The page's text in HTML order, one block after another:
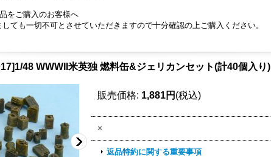
をご購入のお客様へ
ても一切不可とさせていただきますので十分確認の上ご購入ください。
48 WWWII米英独 燃料缶&ジェリカンセット(計40個入り)
販売価格: 1,881円 (税込)
×
返品特約に関する重要事項